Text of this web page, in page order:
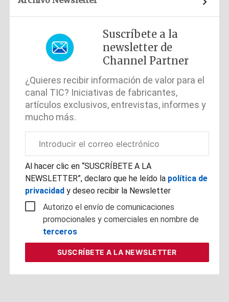
Suscríbete a la
newsletter de
Channel Partner
¿Quieres recibir información de valor para el
canal TIC? Iniciativas de fabricantes,
artículos exclusivos, entrevistas, informes y
mucho más.
electrónico
corporativo
Al hacer clic en “SUSCRÍBETE A LA
NEWSLETTER”, declaro que he leído la política de
privacidady deseo recibir la Newsletter
Autorizo el envío de comunicaciones
promocionales y comerciales en nombre de
terceros
SUSCRÍBETEA LA NEWSLETTER